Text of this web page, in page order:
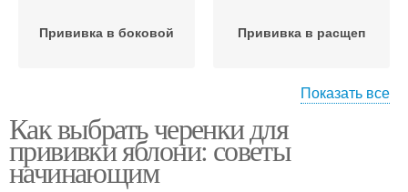
Прививка в боковой Прививка в расщеп
Новички при прививке
успешной прививки
Показать все
Как выбрать черенки для
прививки яблони: советы
начинающим